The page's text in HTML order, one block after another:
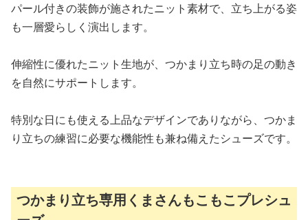
パール付きの装飾が施されたニット素材で、立ち上がる姿
も一層愛らしく演出します。
伸縮性に優れたニット生地が、つかまり立ち時の足の動き
を自然にサポートします。
特別な日にも使える上品なデザインでありながら、つかま
り立ちの練習に必要な機能性も兼ね備えたシューズです。
つかまり立ち専用くまさんもこもこプレシュ